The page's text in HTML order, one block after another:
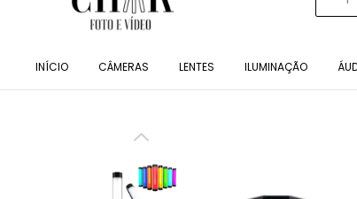
INÍCIO CÂMERAS LENTES ILUMINAÇÃO